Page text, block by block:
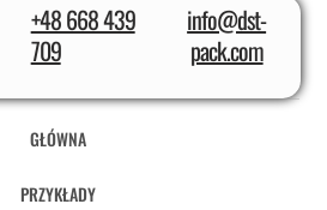
+48 668 439
709
info@dst-
pack.com
GŁÓWNA
PRZYKŁADY